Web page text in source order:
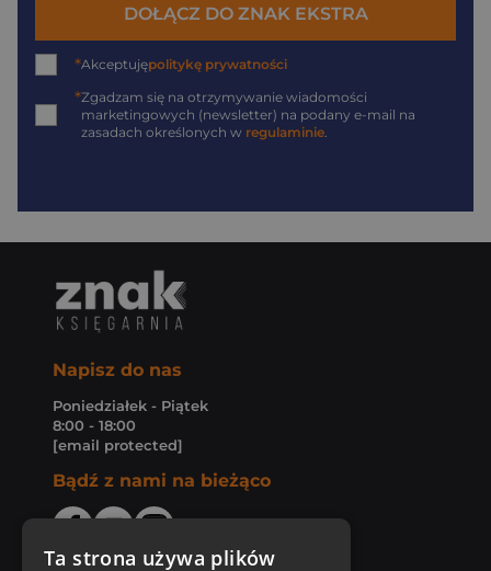
DOŁĄCZ DO ZNAK EKSTRA
*Akceptujępolitykę prywatności
*Zgadzam się na otrzymywanie wiadomości
marketingowych (newsletter) na podany e-mail na
zasadach określonych w regulaminie.
Napisz do nas
Poniedziałek - Piątek
8:00 - 18:00
[email protected]
Bądź z nami na bieżąco
Ta strona używa plików